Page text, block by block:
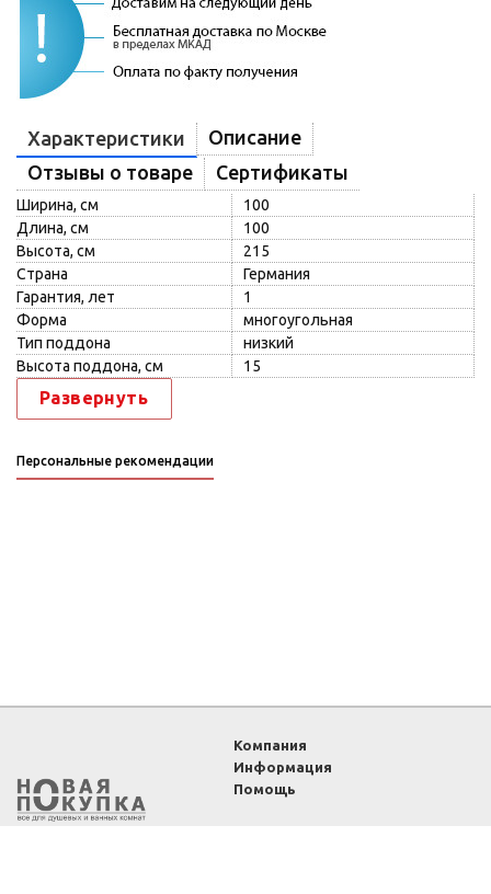
Характеристики
Описание
Отзывы о товаре
Сертификаты
Ширина, см
100
Длина, см
100
Высота, см
215
Страна
Германия
Гарантия, лет
1
Форма
многоугольная
Тип поддона
низкий
Высота поддона, см
15
Развернуть
Персональные рекомендации
Компания
Информация
Помощь